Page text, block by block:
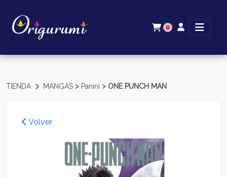
0
TIENDA MANGAS > Panini > ONE PUNCH MAN
Volver